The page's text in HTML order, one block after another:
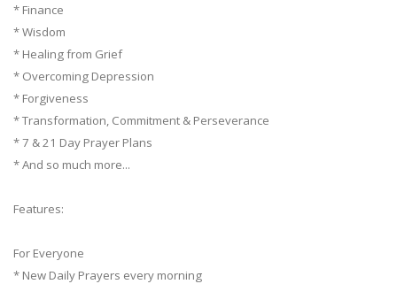
* Finance
* Wisdom
* Healing from Grief
* Overcoming Depression
* Forgiveness
* Transformation, Commitment & Perseverance
* 7 & 21 Day Prayer Plans
* And so much more...
Features:
For Everyone
* New Daily Prayers every morning